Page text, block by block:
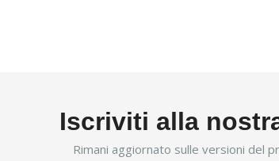
Iscriviti alla
Rimani aggiornato sulle versioni del